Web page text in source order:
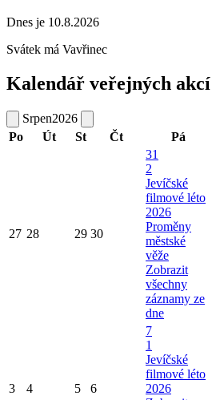
Dnes je 10.8.2026
Svátek má Vavřinec
Kalendář veřejných akcí
Srpen2026
Po
Út St Čt Pá
27 28 29 30
31
2
Jevíčské
filmové léto
2026
Proměny
městské
věže
Zobrazit
všechny
záznamy ze
dne
3 4 5 6
7
1
Jevíčské
filmové léto
2026